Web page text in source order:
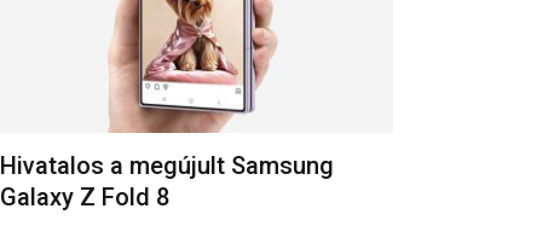
Hivatalos a megújult Samsung
Galaxy Z Fold 8